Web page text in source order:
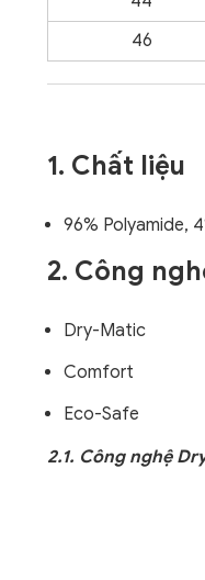
46
1. Chất liệu
96% Polyamide,
2. Công
Dry-Matic
Comfort
Eco-Safe
2.1. Công nghệ